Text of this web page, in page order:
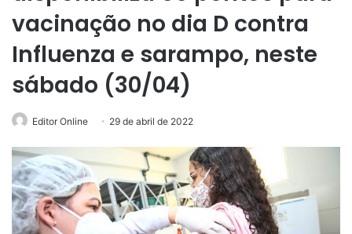
vacinação no dia D contra
Influenza e sarampo, neste
sábado (30/04)
Editor Online 29 de abril de 2022